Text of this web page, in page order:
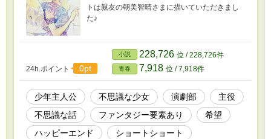
トは親友の朝美智晴さまに描いていただきまし
た♪
24h.ポイント 0pt
小説 228,726 位 / 228,726件
青春 7,918 位 / 7,918件
少年主人公 不思議な少女 演劇部
主役
不思議な話
ファンタジー要素あり
希望
ハッピーエンド
ショートショート